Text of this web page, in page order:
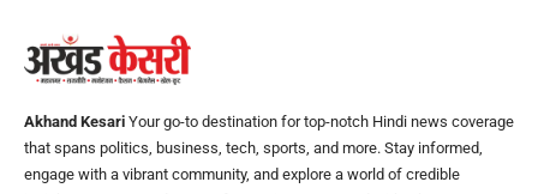
Akhand Kesari Your go-to destination for top-notch Hindi news coverage
that spans politics, business, tech, sports, and more. Stay informed,
engage with a vibrant community, and explore a world of credible